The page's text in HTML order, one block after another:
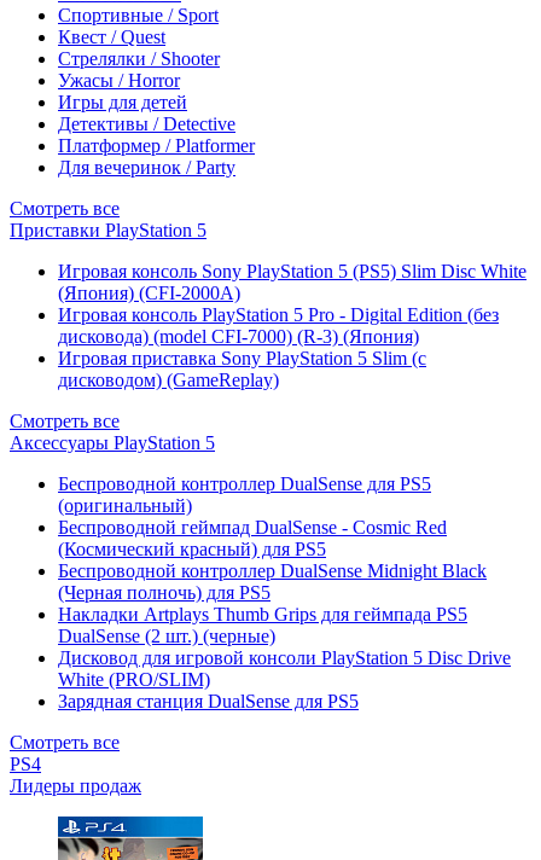
Спортивные / Sport
Квест / Quest
Стрелялки / Shooter
Ужасы / Horror
Игры для детей
Детективы / Detective
Платформер / Platformer
Для вечеринок / Party
Смотреть все
Приставки PlayStation 5
Игровая консоль Sony PlayStation 5 (PS5) Slim Disc White
(Япония) (CFI-2000A)
Игровая консоль PlayStation 5 Pro - Digital Edition (без
дисковода) (model CFI-7000) (R-3) (Япония)
Игровая приставка Sony PlayStation 5 Slim (с
дисководом) (GameReplay)
Смотреть все
Аксессуары PlayStation 5
Беспроводной контроллер DualSense для PS5
(оригинальный)
Беспроводной геймпад DualSense - Cosmic Red
(Космический красный) для PS5
Беспроводной контроллер DualSense Midnight Black
(Черная полночь) для PS5
Накладки Artplays Thumb Grips для геймпада PS5
DualSense (2 шт.) (черные)
Дисковод для игровой консоли PlayStation 5 Disc Drive
White (PRO/SLIM)
Зарядная станция DualSense для PS5
Смотреть все
PS4
Лидеры продаж